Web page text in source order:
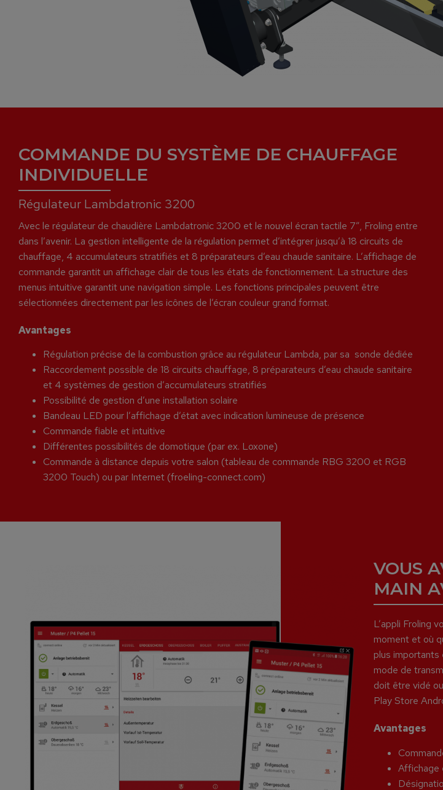
COMMANDE DU SYSTÈME DE CHAUFFAGE
INDIVIDUELLE
Régulateur Lambdatronic 3200
Avec le régulateur de chaudière Lambdatronic 3200 et le nouvel écran tactile 7”, Froling entre
dans l’avenir. La gestion intelligente de la régulation permet d’intégrer jusqu’à 18 circuits de
chauffage, 4 accumulateurs stratifiés et 8 préparateurs d’eau chaude sanitaire. L’affichage de
commande garantit un affichage clair de tous les états de fonctionnement. La structure des
menus intuitive garantit une navigation simple. Les fonctions principales peuvent être
sélectionnées directement par les icônes de l’écran couleur grand format.
Avantages
Régulation précise de la combustion grâce au régulateur Lambda, par sa sonde dédiée
Raccordement possible de 18 circuits chauffage, 8 préparateurs d’eau chaude sanitaire
et 4 systèmes de gestion d’accumulateurs stratifiés
Possibilité de gestion d’une installation solaire
Bandeau LED pour l’affichage d’état avec indication lumineuse de présence
Commande fiable et intuitive
Différentes possibilités de domotique (par ex. Loxone)
Commande à distance depuis votre salon (tableau de commande RBG 3200 et RGB
3200 Touch) ou par Internet (froeling-connect.com)
VOUS
MAIN
L’appli Froling
moment et où
plus
mode de
doit être vidé
Play Store
Avantages
Affichage